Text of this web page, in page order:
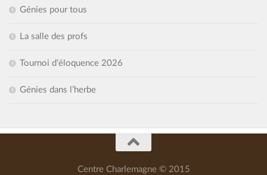
Génies pour tous
La salle des profs
Tournoi d’éloquence 2026
Génies dans l’herbe
Centre Charlemagne © 2015